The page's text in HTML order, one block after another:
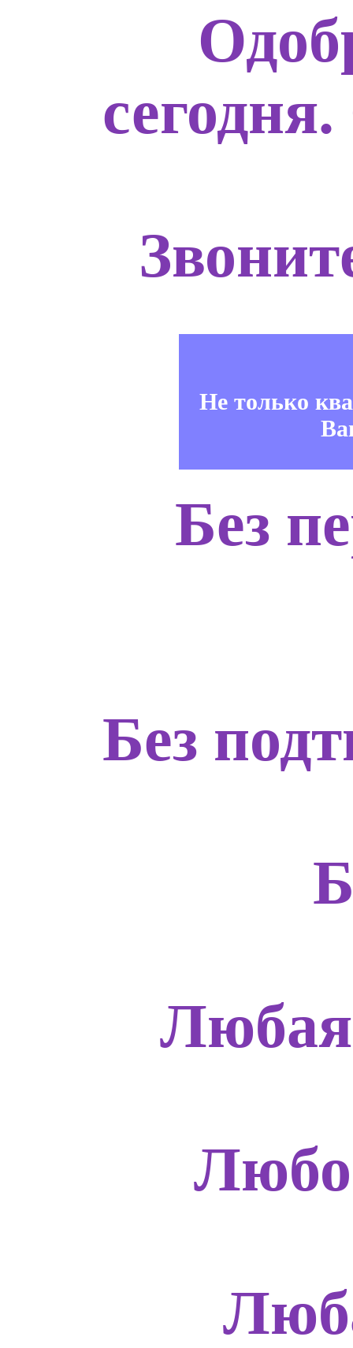
Не только
Без
Без